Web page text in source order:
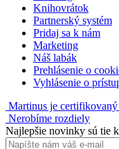
Knihovrátok
Partnerský systém
Pridaj sa k nám
Marketing
Náš labák
Prehlásenie o
Vyhlásenie o
Martinus je
Nerobíme rozdiely
Najlepšie novinky sú tie